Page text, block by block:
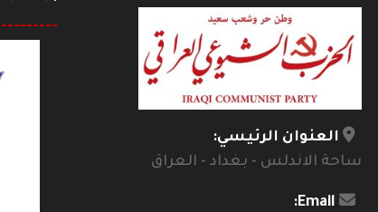
العنوان الرئيسي:
ساحة الاندلس - بغداد - العراق
Email: